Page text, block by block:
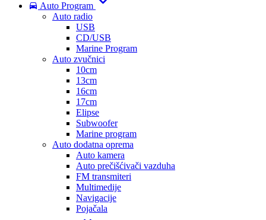
Auto Program
Auto radio
USB
CD/USB
Marine Program
Auto zvučnici
10cm
13cm
16cm
17cm
Elipse
Subwoofer
Marine program
Auto dodatna oprema
Auto kamera
Auto prečišćivači vazduha
FM transmiteri
Multimedije
Navigacije
Pojačala